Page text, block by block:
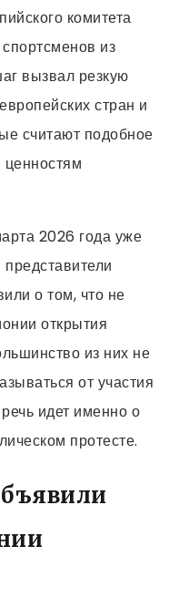
комитета
из
вызвал резкую
стран и
считают подобное
2026 года уже
о том, что не
открытия
из них не
от участия
идет именно о
протесте.